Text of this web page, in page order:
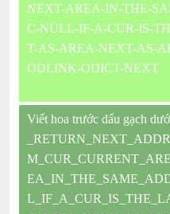
NEXT-AREA-IN-THE-
C-NULL-IF-A-CUR-IS-
T-AS-AREA-NEXT-AS-
ODLINK-ODICT-NEXT
Viết hoa trước dấu gạch